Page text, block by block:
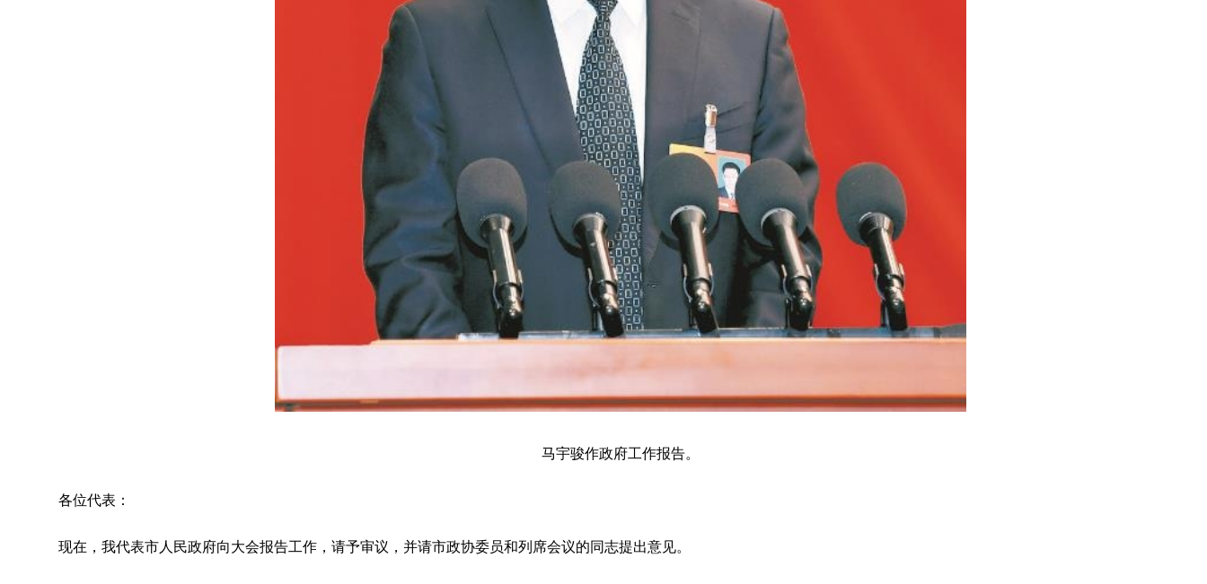
马宇骏作政府工作报告。
各位代表：
现在，我代表市人民政府向大会报告工作，请予审议，并请市政协委员和列席会议的同志提出意见。